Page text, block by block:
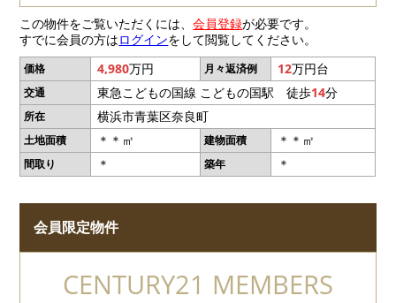
この物件をご覧いただくには、会員登録が必要です。
すでに会員の方はログインをして閲覧してください。
価格 4,980万円 月々返済例 12万円台
交通 東急こどもの国線 こどもの国駅 徒歩14分
所在 横浜市青葉区奈良町
土地面積 ＊＊㎡ 建物面積 ＊＊㎡
間取り ＊ 築年 ＊
会員限定物件
CENTURY21 MEMBERS